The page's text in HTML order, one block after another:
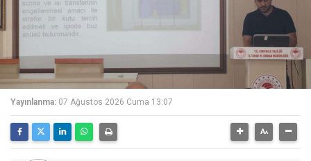
Yayınlanma: 07 Ağustos 2026 Cuma 13:07